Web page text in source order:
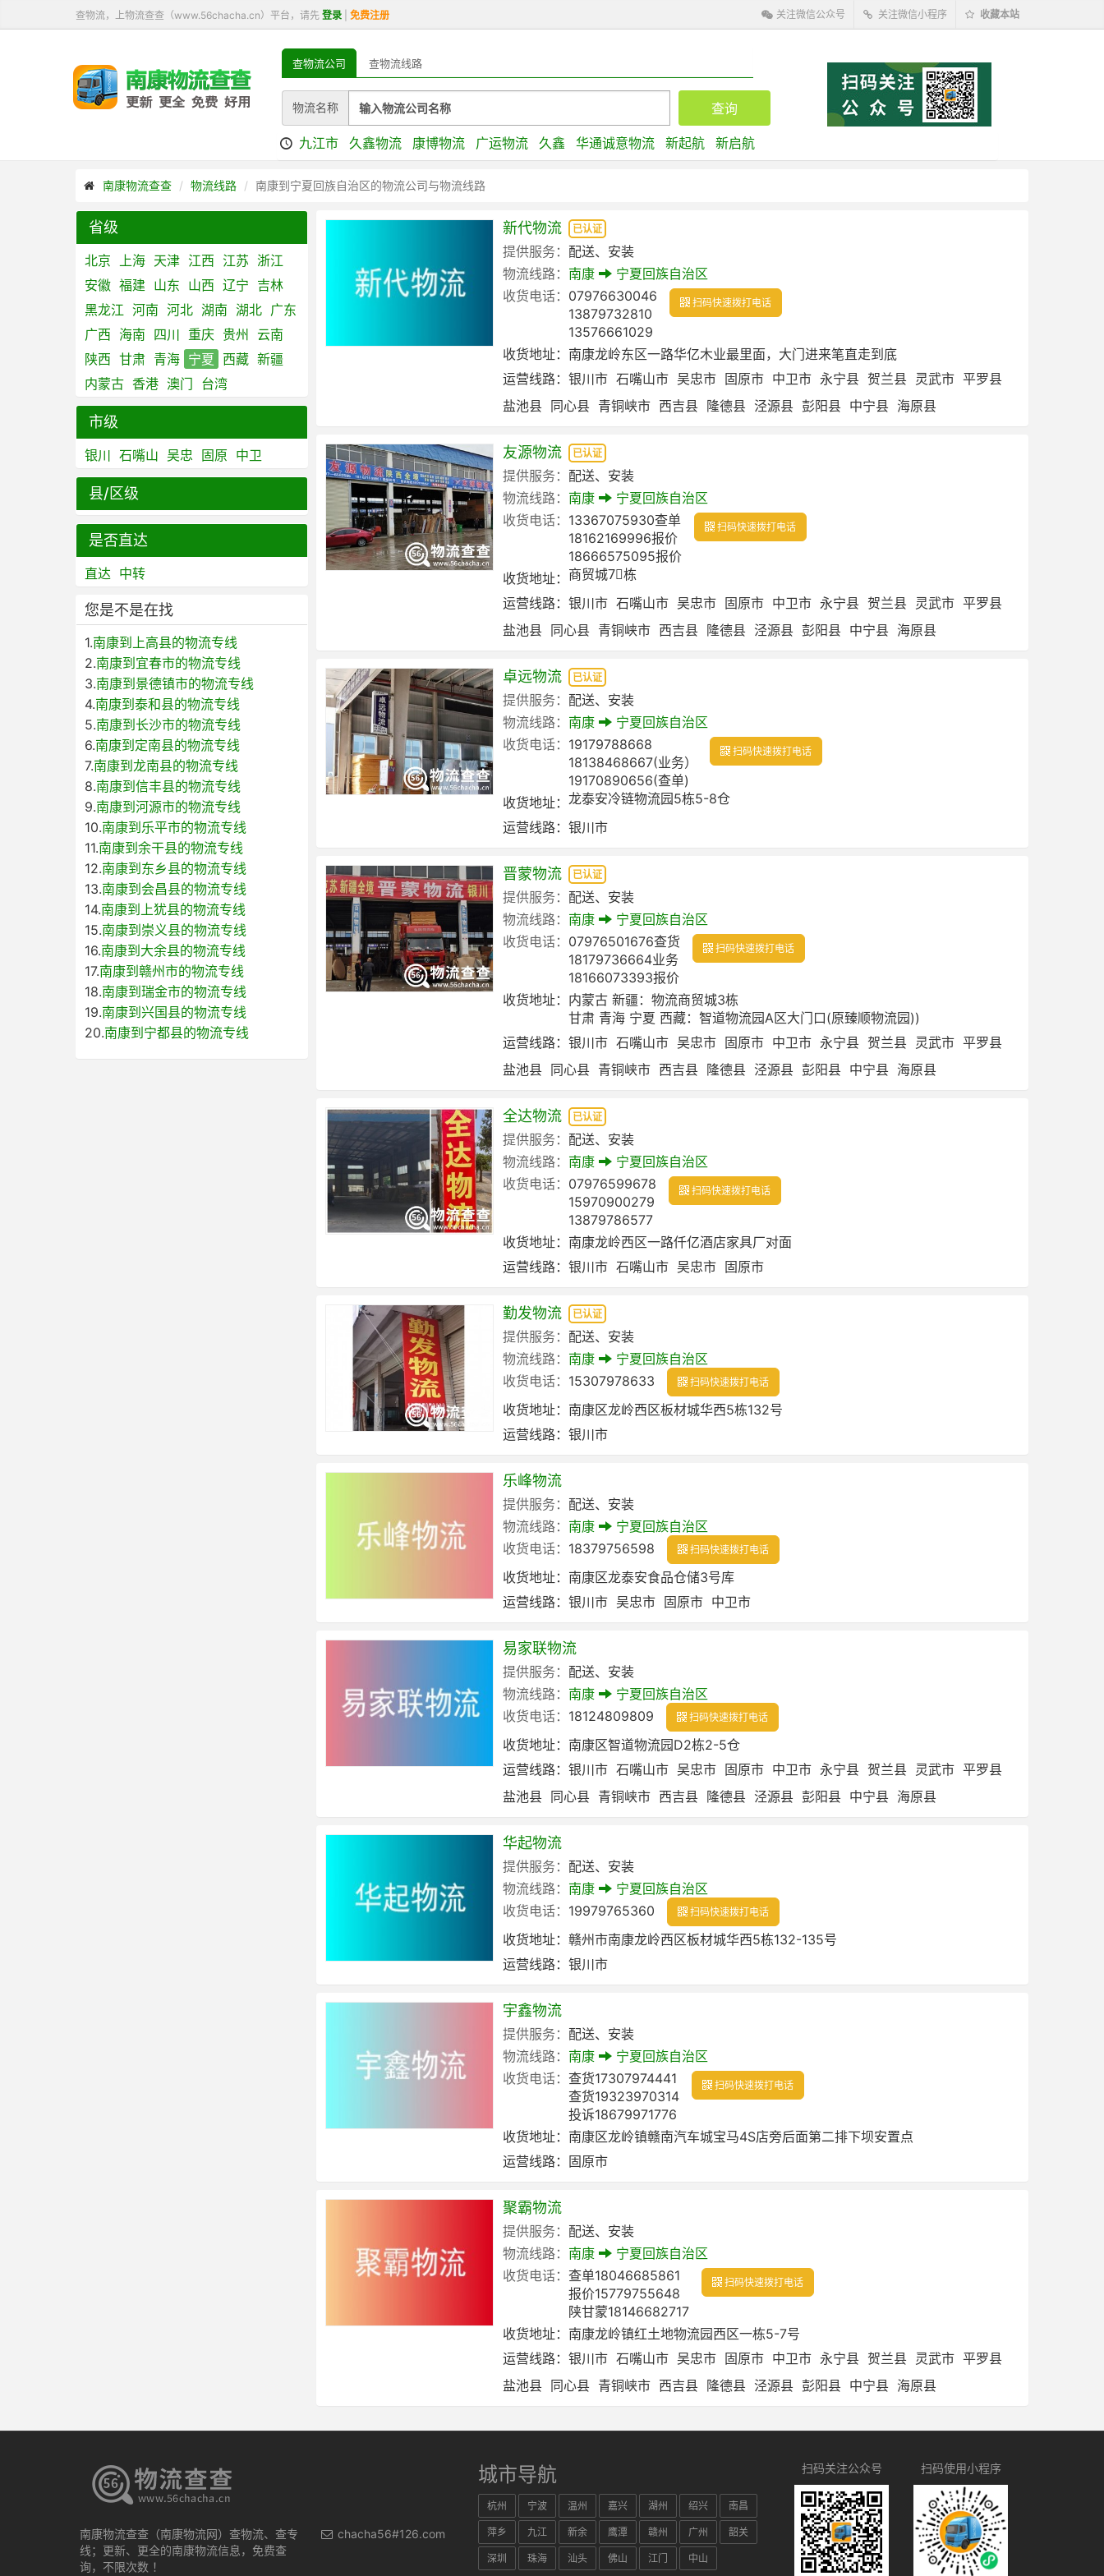
查物流，上物流查查（www.56chacha.cn）平台，请先 登录 免费注册 关注微信公众号 关注微信小程序 收藏本站
查物流公司 查物流线路
物流名称
九江市 久鑫物流 康博物流 广运物流 久鑫 华通诚意物流 新起航 新启航
南康物流查查 物流线路 南康到宁夏回族自治区的物流公司与物流线路
省级
北京 上海 天津 江西 江苏 浙江
安徽 福建 山东 山西 辽宁 吉林
黑龙江 河南 河北 湖南 湖北 广东
广西 海南 四川 重庆 贵州
云南
陕西 甘肃 青海 宁夏 西藏 新疆
内蒙古 香港 澳门 台湾
市级
银川 石嘴山 吴忠 固原 中卫
县/区级
是否直达
直达 中转
您是不是在找
1.南康到上高县的物流专线
2.南康到宜春市的物流专线
3.南康到景德镇市的物流专线
4.南康到泰和县的物流专线
5.南康到长沙市的物流专线
6.南康到定南县的物流专线
7.南康到龙南县的物流专线
8.南康到信丰县的物流专线
9.南康到河源市的物流专线
10.南康到乐平市的物流专线
11.南康到余干县的物流专线
12.南康到东乡县的物流专线
13.南康到会昌县的物流专线
14.南康到上犹县的物流专线
15.南康到崇义县的物流专线
16.南康到大余县的物流专线
17.南康到赣州市的物流专线
18.南康到瑞金市的物流专线
19.南康到兴国县的物流专线
20.南康到宁都县的物流专线
新代物流 已认证
提供服务： 配送、安装
物流线路： 南康
宁夏回族自治区
收货电话： 07976630046
13879732810
13576661029
扫码快速拨打电话
收货地址： 南康龙岭东区一路华亿木业最里面，大门进来笔直走到底
运营线路： 银川市 石嘴山市 吴忠市 固原市 中卫市 永宁县 贺兰县 灵武市 平罗县
盐池县
同心县 青铜峡市 西吉县 隆德县 泾源县 彭阳县 中宁县 海原县
友源物流 已认证
提供服务： 配送、安装
物流线路： 南康
宁夏回族自治区
收货电话： 13367075930查单
18162169996报价
18666575095报价
扫码快速拨打电话
收货地址： 商贸城7⃣️栋
运营线路： 银川市 石嘴山市 吴忠市 固原市 中卫市 永宁县 贺兰县 灵武市 平罗县
盐池县
同心县 青铜峡市 西吉县 隆德县 泾源县 彭阳县 中宁县 海原县
卓远物流 已认证
提供服务： 配送、安装
物流线路： 南康
宁夏回族自治区
收货电话： 19179788668
18138468667(业务）
19170890656(查单)
扫码快速拨打电话
收货地址： 龙泰安冷链物流园5栋5-8仓
运营线路： 银川市
晋蒙物流 已认证
提供服务： 配送、安装
物流线路： 南康
宁夏回族自治区
收货电话： 07976501676查货
18179736664业务
18166073393报价
扫码快速拨打电话
收货地址： 内蒙古 新疆：物流商贸城3栋
甘肃 青海 宁夏 西藏：智道物流园A区大门口(原臻顺物流园))
运营线路： 银川市 石嘴山市 吴忠市 固原市 中卫市 永宁县 贺兰县 灵武市 平罗县
盐池县
同心县 青铜峡市 西吉县 隆德县 泾源县 彭阳县 中宁县 海原县
全达物流 已认证
提供服务： 配送、安装
物流线路： 南康
宁夏回族自治区
收货电话： 07976599678
15970900279
13879786577
扫码快速拨打电话
收货地址： 南康龙岭西区一路仟亿酒店家具厂对面
运营线路： 银川市 石嘴山市 吴忠市 固原市
勤发物流 已认证
提供服务： 配送、安装
物流线路： 南康
宁夏回族自治区
收货电话： 15307978633 扫码快速拨打电话
收货地址： 南康区龙岭西区板材城华西5栋132号
运营线路： 银川市
乐峰物流
提供服务： 配送、安装
物流线路： 南康
宁夏回族自治区
收货电话： 18379756598 扫码快速拨打电话
收货地址： 南康区龙泰安食品仓储3号库
运营线路： 银川市 吴忠市 固原市 中卫市
易家联物流
提供服务： 配送、安装
物流线路： 南康
宁夏回族自治区
收货电话： 18124809809 扫码快速拨打电话
收货地址： 南康区智道物流园D2栋2-5仓
运营线路： 银川市 石嘴山市 吴忠市 固原市 中卫市 永宁县 贺兰县 灵武市 平罗县
盐池县
同心县 青铜峡市 西吉县 隆德县 泾源县 彭阳县 中宁县 海原县
华起物流
提供服务： 配送、安装
物流线路： 南康
宁夏回族自治区
收货电话： 19979765360 扫码快速拨打电话
收货地址： 赣州市南康龙岭西区板材城华西5栋132-135号
运营线路： 银川市
宇鑫物流
提供服务： 配送、安装
物流线路： 南康
宁夏回族自治区
收货电话： 查货17307974441
查货19323970314
投诉18679971776
扫码快速拨打电话
收货地址： 南康区龙岭镇赣南汽车城宝马4S店旁后面第二排下坝安置点
运营线路：
固原市
聚霸物流
提供服务： 配送、安装
物流线路： 南康
宁夏回族自治区
收货电话： 查单18046685861
报价15779755648
陕甘蒙18146682717
扫码快速拨打电话
收货地址： 南康龙岭镇红土地物流园西区一栋5-7号
运营线路： 银川市 石嘴山市 吴忠市 固原市 中卫市 永宁县 贺兰县 灵武市 平罗县
盐池县
同心县 青铜峡市 西吉县 隆德县 泾源县 彭阳县 中宁县 海原县
南康物流查查（南康物流网）查物流、查专
线；更新、更全的南康物流信息，免费查
询，不限次数 ！
chacha56#126.com
城市导航
杭州 宁波 温州 嘉兴 湖州 绍兴 南昌
萍乡 九江 新余 鹰潭 赣州 广州 韶关
深圳 珠海 汕头 佛山 江门 中山
扫码关注公众号 扫码使用小程序